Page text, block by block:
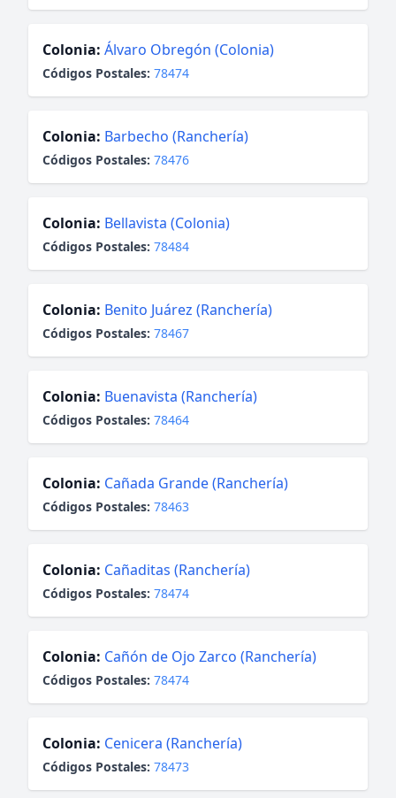
Colonia: Álvaro Obregón (Colonia)
Códigos Postales: 78474
Colonia: Barbecho (Ranchería)
Códigos Postales: 78476
Colonia: Bellavista (Colonia)
Códigos Postales: 78484
Colonia: Benito Juárez (Ranchería)
Códigos Postales: 78467
Colonia: Buenavista (Ranchería)
Códigos Postales: 78464
Colonia: Cañada Grande (Ranchería)
Códigos Postales: 78463
Colonia: Cañaditas (Ranchería)
Códigos Postales: 78474
Colonia: Cañón de Ojo Zarco (Ranchería)
Códigos Postales: 78474
Colonia: Cenicera (Ranchería)
Códigos Postales: 78473